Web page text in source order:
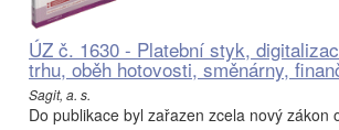
ÚZ č. 1630 - Platební styk,
trhu, oběh hotovosti, směnárny,
Sagit, a. s.
Do publikace byl zařazen zcela nový zákon